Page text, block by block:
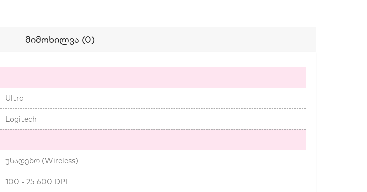
Მიმოხილვა (0)
Ultra
Logitech
უსადენო (Wireless)
100 - 25 600 DPI